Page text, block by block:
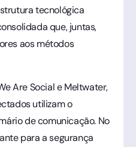
tecnológica
que, juntas,
aos métodos
Are Social e Meltwater,
utilizam o
de comunicação. No
para a segurança